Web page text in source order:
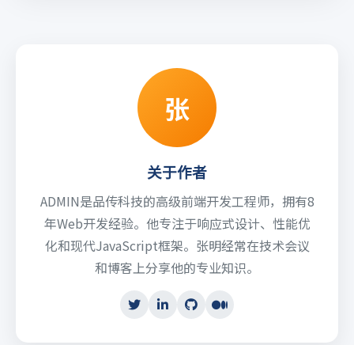
张
关于作者
ADMIN是品传科技的高级前端开发工程师，拥有8
年Web开发经验。他专注于响应式设计、性能优
化和现代JavaScript框架。张明经常在技术会议
和博客上分享他的专业知识。